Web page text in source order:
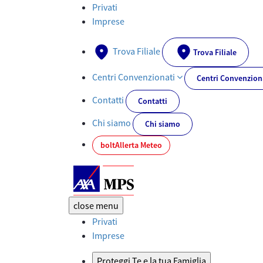
Documenti PRIIPs - AXA-MPS.IT
Privati
Imprese
Trova Filiale Trova Filiale
Centri Convenzionati Centri
Contatti Contatti
Chi siamo
Chi siamo
boltAllerta Meteo
close menu
Privati
Imprese
Proteggi Te e la tua Famiglia